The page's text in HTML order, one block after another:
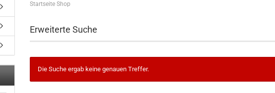
Startseite Shop
Erweiterte Suche
Die Suche ergab keine genauen Treffer.